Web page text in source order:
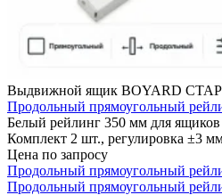
Выдвижной ящик BOYARD
Продольный прямоугольный
Белый рейлинг 350 мм для
Комплект 2 шт., регулировка ±3
Цена по запросу
Продольный прямоугольный
Продольный прямоугольный